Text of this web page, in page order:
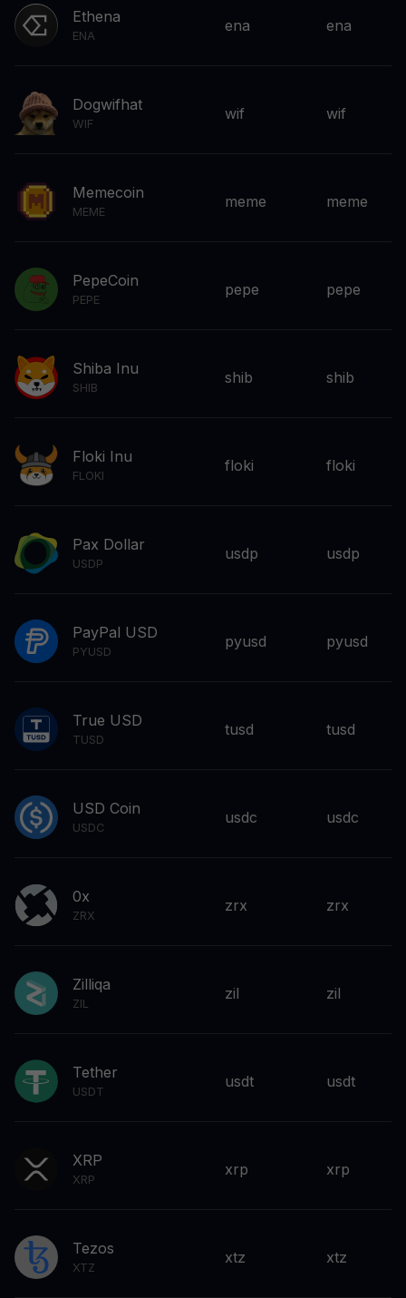
Ethena
ENA
ena ena
Dogwifhat
WIF
wif wif
Memecoin
MEME
meme meme
PepeCoin
PEPE
pepe pepe
Shiba Inu
SHIB
shib shib
Floki Inu
FLOKI
floki floki
Pax Dollar
USDP
usdp usdp
PayPal USD
PYUSD
pyusd pyusd
True USD
TUSD
tusd tusd
USD Coin
USDC
usdc usdc
0x
ZRX
zrx zrx
Zilliqa
ZIL
zil zil
Tether
USDT
usdt usdt
XRP
XRP
xrp xrp
Tezos
XTZ
xtz xtz